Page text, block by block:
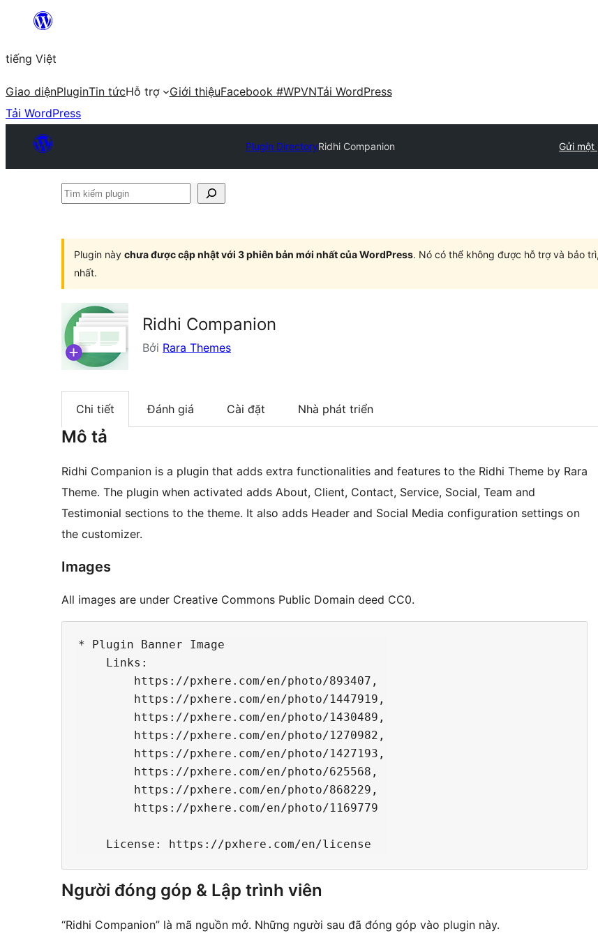
Chuyển
phần
nội
dung
tiếng Việt
Giao diệnPluginTin tứcHỗ trợ Giới thiệuFacebook #WPVNTải WordPress
Tải WordPress
Plugin DirectoryRidhi Companion Gửi một
Tìm
Plugin này chưa được cập nhật với 3 phiên bản mới nhất của WordPress. Nó có thể không được hỗ trợ và bảo
nhất.
Ridhi Companion
Bởi Rara Themes
Chi tiết Đánh giá Cài đặt Nhà phát triển
Mô tả
Ridhi Companion is a plugin that adds extra functionalities and features to the Ridhi Theme by Rara
Theme. The plugin when activated adds About, Client, Contact, Service, Social, Team and
Testimonial sections to the theme. It also adds Header and Social Media configuration settings on
the customizer.
Images
All images are under Creative Commons Public Domain deed CC0.
* Plugin Banner Image
    Links:
        https://pxhere.com/en/photo/893407,
        https://pxhere.com/en/photo/1447919,
        https://pxhere.com/en/photo/1430489,
        https://pxhere.com/en/photo/1270982,
        https://pxhere.com/en/photo/1427193,
        https://pxhere.com/en/photo/625568,
        https://pxhere.com/en/photo/868229,
        https://pxhere.com/en/photo/1169779
Người đóng góp & Lập trình viên
“Ridhi Companion” là mã nguồn mở. Những người sau đã đóng góp vào plugin này.